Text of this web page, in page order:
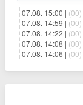
07.08. 15:00 | (00)
07.08. 14:59 | (00)
07.08. 14:22 | (00)
07.08. 14:08 | (00)
07.08. 14:06 | (00)